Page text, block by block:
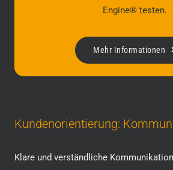
Engine® testen.
Mehr Informationen
Kundenorientierung:
Klare und verständliche